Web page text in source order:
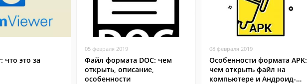
что это за
05 февраля 2019
Файл формата DOC: чем
открыть, описание,
особенности
08 февраля 2019
Особенности формата APK:
чем открыть файл на
компьютере и Андроид-